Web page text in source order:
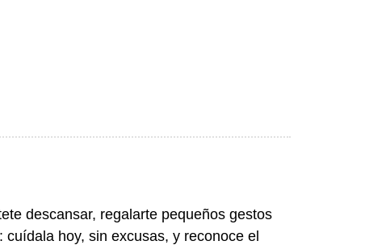
descansar, regalarte pequeños gestos
hoy, sin excusas, y reconoce el